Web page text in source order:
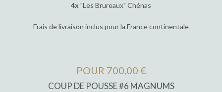
4x "Les Brureaux" Chénas
Frais de livraison inclus pour la France continentale
POUR 700,00 €
COUP DE POUSSE #6 MAGNUMS